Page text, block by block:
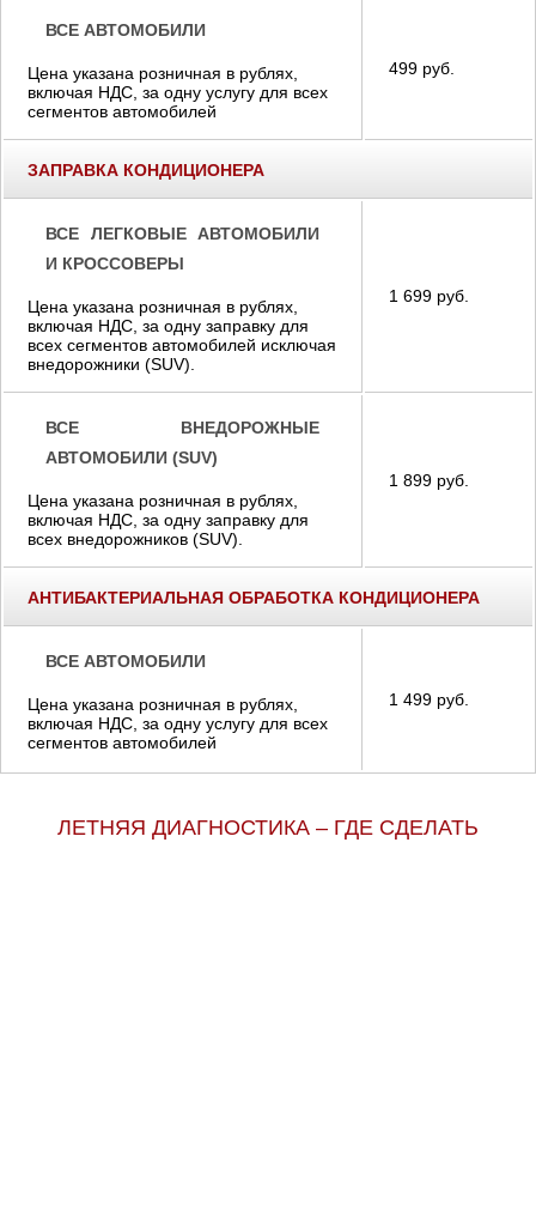
ВСЕ АВТОМОБИЛИ
Цена указана розничная в рублях,
включая НДС, за одну услугу для всех
сегментов автомобилей
499 руб.
ЗАПРАВКА КОНДИЦИОНЕРА
ВСЕ ЛЕГКОВЫЕ АВТОМОБИЛИ
И КРОССОВЕРЫ
Цена указана розничная в рублях,
включая НДС, за одну заправку для
всех сегментов автомобилей исключая
внедорожники (SUV).
1 699 руб.
ВСЕ ВНЕДОРОЖНЫЕ
АВТОМОБИЛИ (SUV)
Цена указана розничная в рублях,
включая НДС, за одну заправку для
всех внедорожников (SUV).
1 899 руб.
АНТИБАКТЕРИАЛЬНАЯ ОБРАБОТКА КОНДИЦИОНЕРА
ВСЕ АВТОМОБИЛИ
Цена указана розничная в рублях,
включая НДС, за одну услугу для всех
сегментов автомобилей
1 499 руб.
ЛЕТНЯЯ ДИАГНОСТИКА – ГДЕ СДЕЛАТЬ